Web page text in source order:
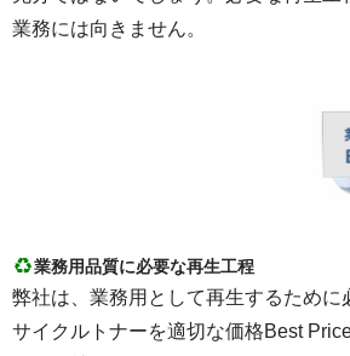
業務には向きません。
業務用品質に必要な再生工程
弊社は、業務用として再生するために
サイクルトナーを適切な価格Best